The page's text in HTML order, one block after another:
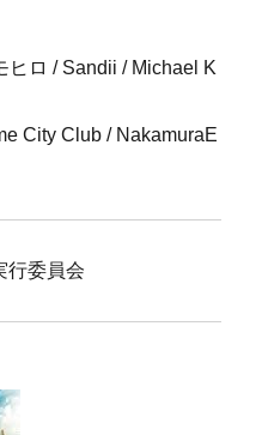
ヒロ / Sandii / Michael K
City Club / NakamuraE
行委員会